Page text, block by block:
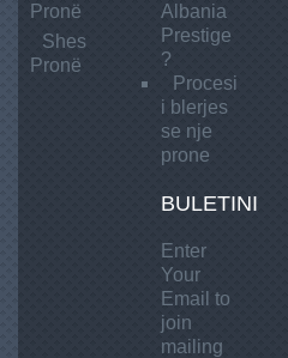
Pronë
Shes
Pronë
Albania
Prestige
?
Procesi
i blerjes
se nje
prone
BULETINI
Enter
Your
Email to
join
mailing